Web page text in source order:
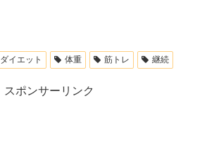
ダイエット 体重 筋トレ 継続
スポンサーリンク